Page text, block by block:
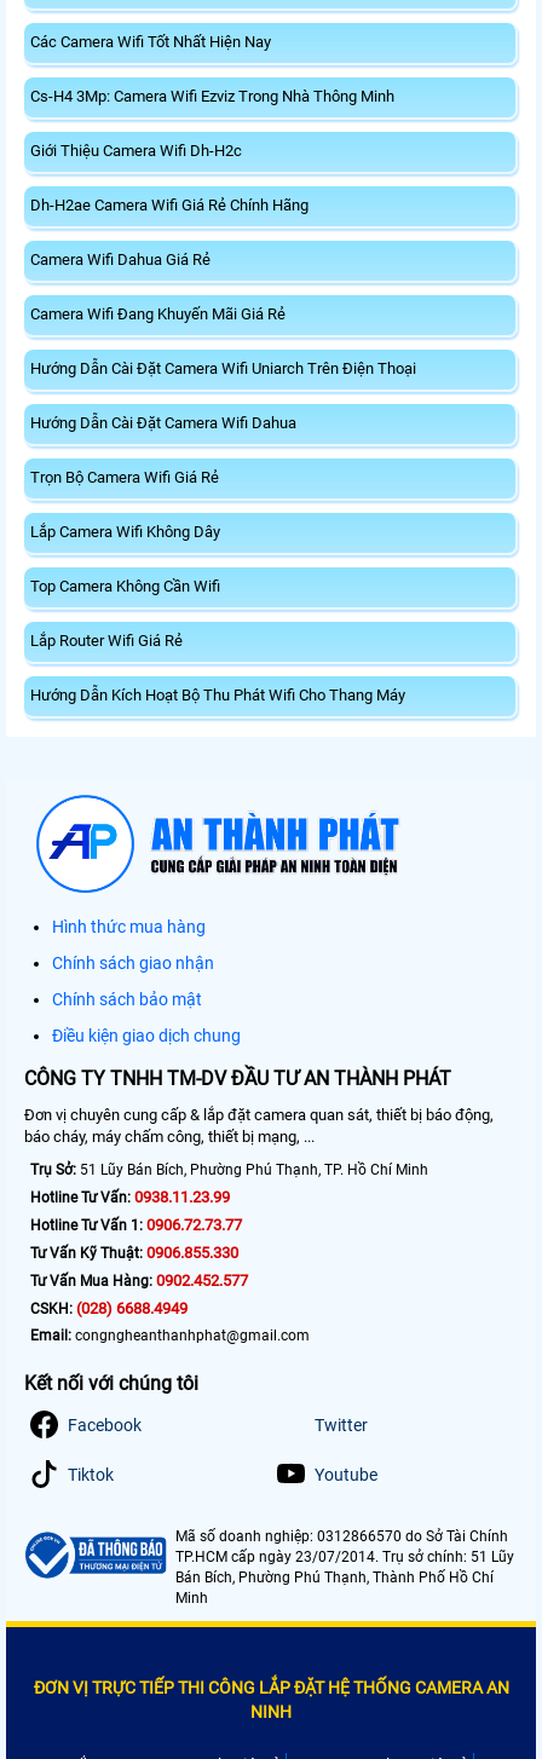
Các Camera Wifi Tốt Nhất Hiện Nay
Cs-H4 3Mp: Camera Wifi Ezviz Trong Nhà Thông Minh
Giới Thiệu Camera Wifi Dh-H2c
Dh-H2ae Camera Wifi Giá Rẻ Chính Hãng
Camera Wifi Dahua Giá Rẻ
Camera Wifi Đang Khuyến Mãi Giá Rẻ
Hướng Dẫn Cài Đặt Camera Wifi Uniarch Trên Điện Thoại
Hướng Dẫn Cài Đặt Camera Wifi Dahua
Trọn Bộ Camera Wifi Giá Rẻ
Lắp Camera Wifi Không Dây
Top Camera Không Cần Wifi
Lắp Router Wifi Giá Rẻ
Hướng Dẫn Kích Hoạt Bộ Thu Phát Wifi Cho Thang Máy
Hình thức mua hàng
Chính sách giao nhận
Chính sách bảo mật
Điều kiện giao dịch chung
CÔNG TY TNHH TM-DV ĐẦU TƯ AN THÀNH PHÁT
Đơn vị chuyên cung cấp & lắp đặt camera quan sát, thiết bị báo động,
báo cháy, máy chấm công, thiết bị mạng, ...
Trụ Sở: 51 Lũy Bán Bích, Phường Phú Thạnh, TP. Hồ Chí Minh
Hotline Tư Vấn: 0938.11.23.99
Hotline Tư Vấn 1: 0906.72.73.77
Tư Vấn Kỹ Thuật: 0906.855.330
Tư Vấn Mua Hàng: 0902.452.577
CSKH: (028) 6688.4949
Email: congngheanthanhphat@gmail.com
Kết nối với chúng tôi
Facebook Twitter
Tiktok Youtube
Mã số doanh nghiệp: 0312866570 do Sở Tài Chính
TP.HCM cấp ngày 23/07/2014. Trụ sở chính: 51 Lũy
Bán Bích, Phường Phú Thạnh, Thành Phố Hồ Chí
Minh
ĐƠN VỊ TRỰC TIẾP THI CÔNG LẮP ĐẶT HỆ THỐNG CAMERA AN
NINH